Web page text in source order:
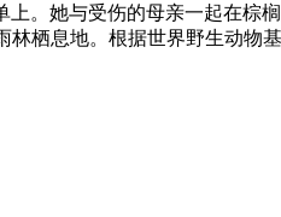
上。她与受伤的母亲一起在
栖息地。根据世界野生动物